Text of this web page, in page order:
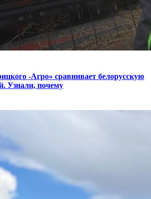
-Агро» сравнивает белорусскую
Узнали, почему